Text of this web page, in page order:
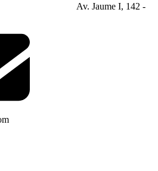
Av. Jaume I, 142 -